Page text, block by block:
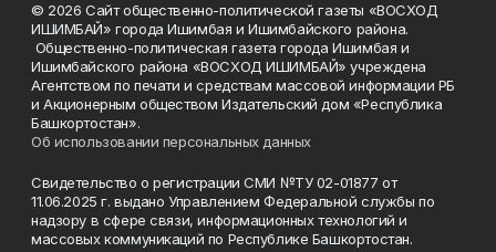
© 2026 Сайт общественно-политической газеты «ВОСХОД
ИШИМБАЙ» города Ишимбая и Ишимбайского района.
Общественно-политическая газета города Ишимбая и
Ишимбайского района «ВОСХОД ИШИМБАЙ» учреждена
Агентством по печати и средствам массовой информации РБ
и Акционерным обществом Издательский дом «Республика
Башкортостан».
Об использовании персональных данных
Свидетельство о регистрации СМИ №ТУ 02-01877 от
11.06.2025 г. выдано Управлением Федеральной службы по
надзору в сфере связи, информационных технологий и
массовых коммуникаций по Республике Башкортостан.